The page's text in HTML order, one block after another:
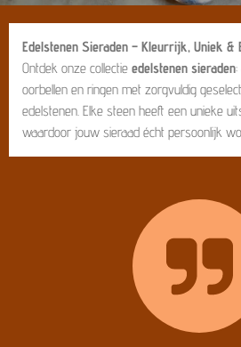
Edelstenen Sieraden – Kleurrijk, Uniek &
Ontdek onze collectie edelstenen sieraden:
oorbellen en ringen met zorgvuldig
edelstenen. Elke steen heeft een unieke
waardoor jouw sieraad écht persoonlijk